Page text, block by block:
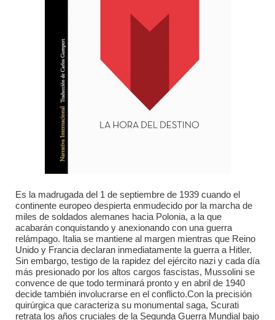
Es la madrugada del 1 de septiembre de 1939 cuando el
continente europeo despierta enmudecido por la marcha de
miles de soldados alemanes hacia Polonia, a la que
acabarán conquistando y anexionando con una guerra
relámpago. Italia se mantiene al margen mientras que Reino
Unido y Francia declaran inmediatamente la guerra a Hitler.
Sin embargo, testigo de la rapidez del ejército nazi y cada día
más presionado por los altos cargos fascistas, Mussolini se
convence de que todo terminará pronto y en abril de 1940
decide también involucrarse en el conflicto.Con la precisión
quirúrgica que caracteriza su monumental saga, Scurati
retrata los años cruciales de la Segunda Guerra Mundial bajo